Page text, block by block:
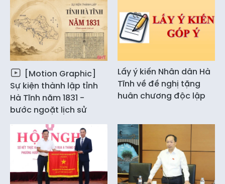
[Motion Graphic]
Sự kiện thành lập tỉnh
Hà Tĩnh năm 1831 -
bước ngoặt lịch sử
Lấy ý kiến Nhân dân Hà
Tĩnh về đề nghị tặng
huân chương độc lập